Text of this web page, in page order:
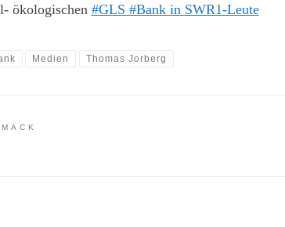
ökologischen #GLS #Bank in SWR1-Leute
Medien Thomas Jorberg